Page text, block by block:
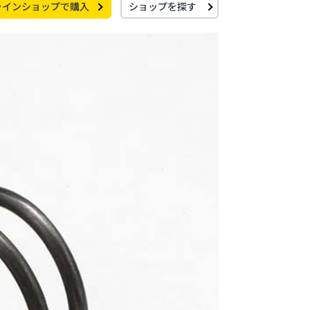
ンショップで購入 ショップを探す